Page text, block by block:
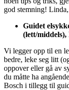
god stemning!
Guidet
(lett/
Vi legger opp til en
bedre, leke seg litt
oppover eller gå av
du måtte ha
Bosch i tillegg til